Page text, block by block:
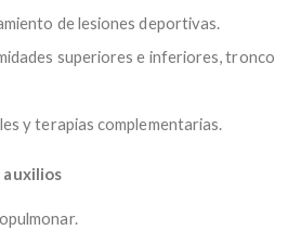
de lesiones deportivas.
superiores e inferiores, tronco
y terapias complementarias.
auxilios